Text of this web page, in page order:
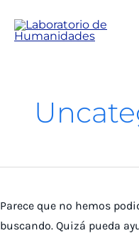
contenido
Parece que no hemos
buscando. Quizá pueda